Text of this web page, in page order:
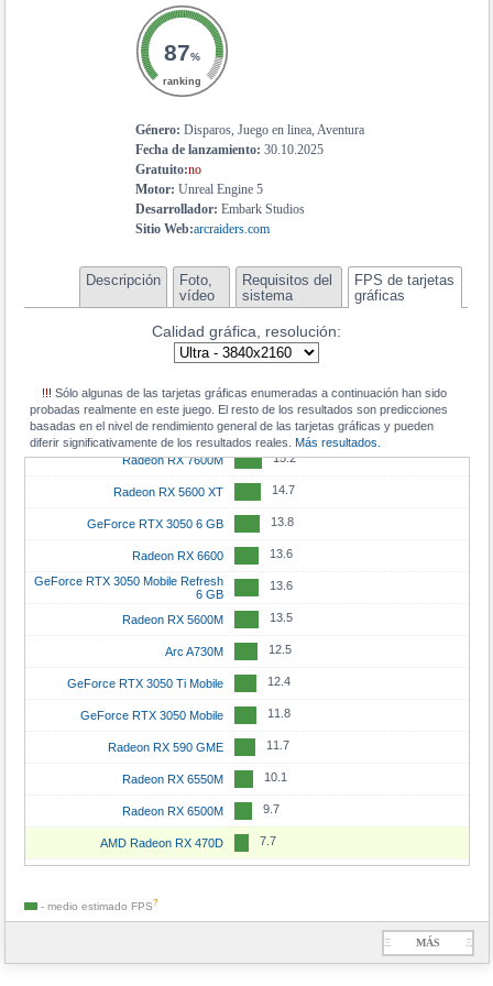
87%
ranking
Género: Disparos, Juego en linea, Aventura
Fecha de lanzamiento: 30.10.2025
Gratuito:no
Motor: Unreal Engine 5
Desarrollador: Embark Studios
Sitio Web:arcraiders.com
Descripción
Foto,
vídeo
Requisitos del
sistema
FPS de tarjetas
gráficas
Calidad gráfica, resolución:
!!! Sólo algunas de las tarjetas gráficas enumeradas a continuación han sido
probadas realmente en este juego. El resto de los resultados son predicciones
basadas en el nivel de rendimiento general de las tarjetas gráficas y pueden
diferir significativamente de los resultados reales.Más resultados.
Radeon RX 7600S
GeForce RTX 5050 Mobile
Radeon RX 6700M
GeForce RTX 3050 17.8
Arc A770M
Radeon RX 6650 XT 17.7
Radeon RX 6600M
GeForce RTX 3060 Mobile 17.5
Radeon RX 7600M XT 17.1
Radeon RX 7700S 16.9
Radeon RX 6600 XT 16.9
Radeon RX 6650M 15.4
GeForce RTX 2060 Max-Q 15.3
Radeon RX 7600M 15.2
Radeon RX 5600 XT 14.7
GeForce RTX 3050 6 GB 13.8
Radeon RX 6600 13.6
GeForce RTX 3050 Mobile Refresh
6 GB
13.6
Radeon RX 5600M 13.5
Arc A730M 12.5
GeForce RTX 3050 Ti Mobile 12.4
GeForce RTX 3050 Mobile 11.8
Radeon RX 590 GME 11.7
Radeon RX 6550M 10.1
Radeon RX 6500M 9.7
AMD Radeon RX 470D 7.7
- medio estimado FPS?
Ξ MÁS Ξ